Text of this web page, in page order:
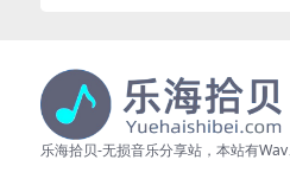
乐海拾贝-无损音乐分享站，本站有